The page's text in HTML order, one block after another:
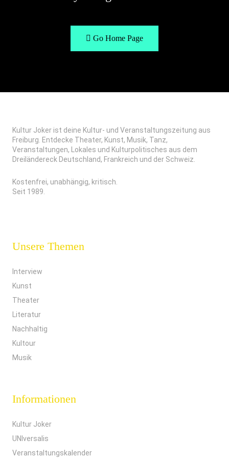
Go Home Page
Kultur Joker ist deine Kultur- und Veranstaltungszeitung aus
Freiburg. Entdecke Theater, Kunst, Musik, Tanz,
Veranstaltungen, Lokales und Kulturpolitisches aus dem
Dreiländereck Deutschland, Frankreich und der Schweiz.
Kostenfrei, unabhängig, kritisch.
Seit 1989.
Unsere Themen
Interview
Kunst
Theater
Literatur
Nachhaltig
Kultour
Musik
Informationen
Kultur Joker
UNIversalis
Veranstaltungskalender